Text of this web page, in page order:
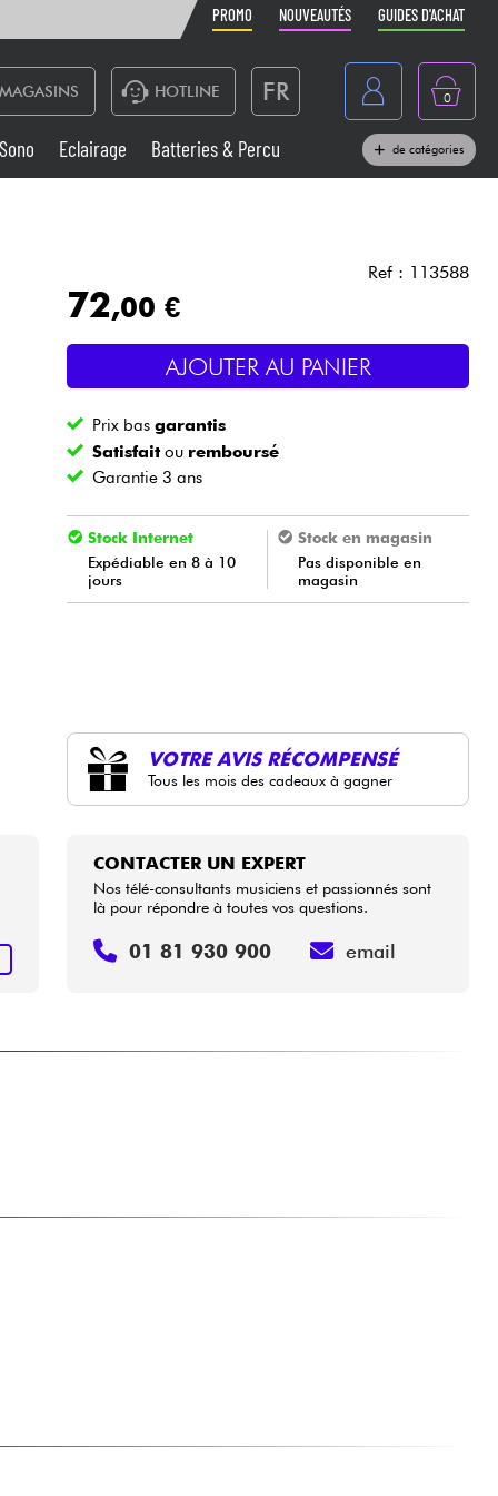
PROMO NOUVEAUTÉS GUIDES D'ACHAT
HOTLINE FR
Belgique
België
Nederland
0
Sono
Vents
Câbles & Access.
Sono Eclairage Batteries & Percu de catégories
Ref : 113588
72,00 €
AJOUTER AU PANIER
Prix basgarantis
Satisfaitou remboursé
Garantie 3 ans
Stock Internet
Expédiable en 8 à 10
jours
Stock en magasin
Pas disponible en
magasin
VOTRE AVIS RÉCOMPENSÉ
Tous les mois des cadeaux à gagner
CONTACTER UN EXPERT
Nos télé-consultants musiciens et passionnés sont
là pour répondre à toutes vos questions.
01 81 930 900 email